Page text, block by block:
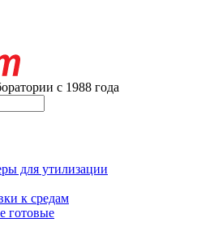
с 1988 года
для утилизации
к средам
готовые